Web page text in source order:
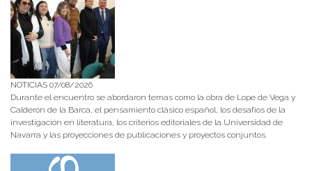
NOTICIAS 07/08/2026
Durante el encuentro se abordaron temas como la obra de Lope de Vega y
Calderón de la Barca, el pensamiento clásico español, los desafíos de la
investigación en literatura, los criterios editoriales de la Universidad de
Navarra y las proyecciones de publicaciones y proyectos conjuntos.